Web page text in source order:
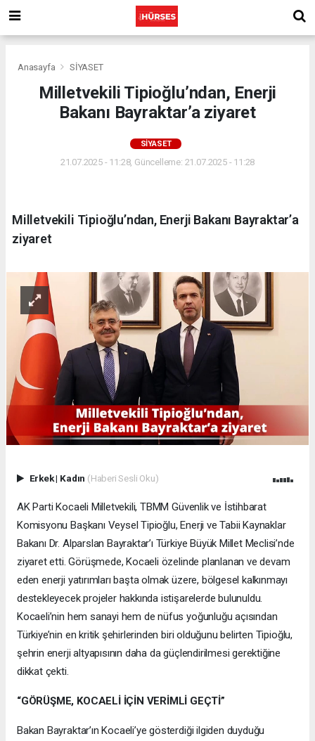
Anasayfa SİYASET
Milletvekili Tipioğlu’ndan, Enerji
Bakanı Bayraktar’a ziyaret
SİYASET
21.07.2025 - 11:28, Güncelleme: 21.07.2025 - 11:28
Milletvekili Tipioğlu’ndan, Enerji Bakanı Bayraktar’a
ziyaret
Erkek| Kadın (Haberi Sesli Oku)
AK Parti Kocaeli Milletvekili, TBMM Güvenlik ve İstihbarat
Komisyonu Başkanı Veysel Tipioğlu, Enerji ve Tabii Kaynaklar
Bakanı Dr. Alparslan Bayraktar’ı Türkiye Büyük Millet Meclisi’nde
ziyaret etti. Görüşmede, Kocaeli özelinde planlanan ve devam
eden enerji yatırımları başta olmak üzere, bölgesel kalkınmayı
destekleyecek projeler hakkında istişarelerde bulunuldu.
Kocaeli’nin hem sanayi hem de nüfus yoğunluğu açısından
Türkiye’nin en kritik şehirlerinden biri olduğunu belirten Tipioğlu,
şehrin enerji altyapısının daha da güçlendirilmesi gerektiğine
dikkat çekti.
“GÖRÜŞME, KOCAELİ İÇİN VERİMLİ GEÇTİ”
Bakan Bayraktar’ın Kocaeli’ye gösterdiği ilgiden duyduğu